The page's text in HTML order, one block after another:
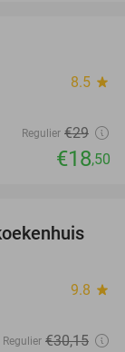
8.5 star
Regulier €29
€18,50
42%
9.8 star
Regulier €30,15